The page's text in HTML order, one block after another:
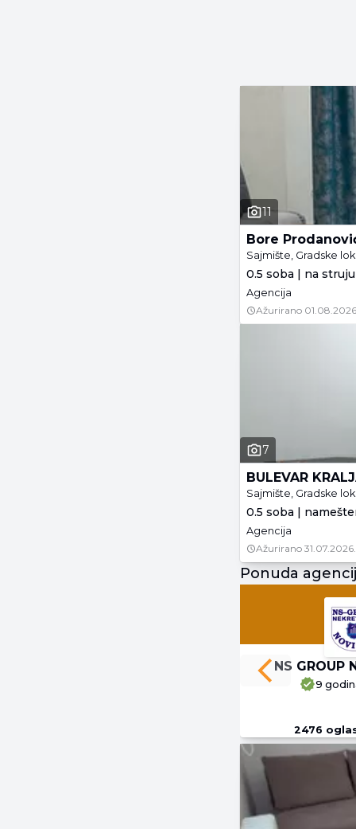
11
Bore
Sajmište, Gradske
0.5 soba | na struju
Agencija
Ažurirano
7
BULEVAR
Sajmište, Gradske
0.5 soba |
Agencija
Ažurirano 31.07.2026.
Ponuda
NS GROUP
9
2476
Previous slide